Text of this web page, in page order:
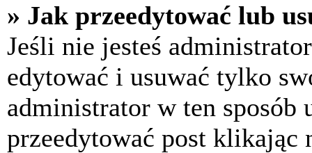
» Jak przeedytować lub
Jeśli nie jesteś
edytować i usuwać tylko
administrator w ten sposób
przeedytować post klikając